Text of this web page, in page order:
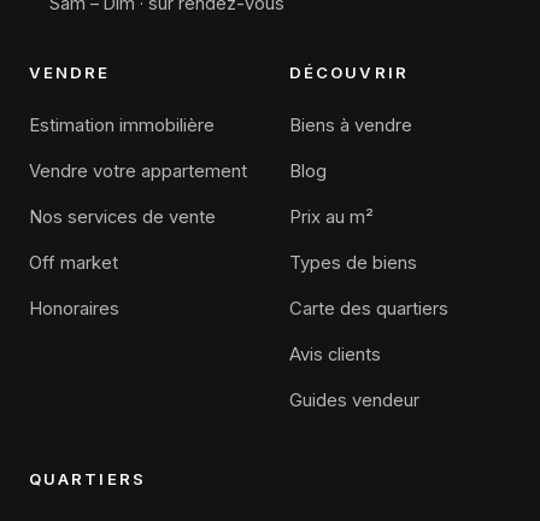
VENDRE
Estimation immobilière
Vendre votre appartement
Nos services de vente
Off market
Honoraires
DÉCOUVRIR
Biens à vendre
Blog
Prix au m²
Types de biens
Carte des quartiers
Avis clients
Guides vendeur
QUARTIERS